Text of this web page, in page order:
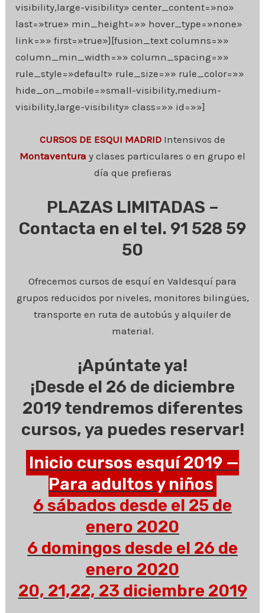
visibility,large-visibility» center_content=»no»
last=»true» min_height=»» hover_type=»none»
link=»» first=»true»][fusion_text columns=»»
column_min_width=»» column_spacing=»»
rule_style=»default» rule_size=»» rule_color=»»
hide_on_mobile=»small-visibility,medium-
visibility,large-visibility» class=»» id=»»]
CURSOS DE ESQUI MADRID Intensivos de
Montaventura y clases particulares o en grupo el
día que prefieras
PLAZAS LIMITADAS –
Contacta en el tel. 91 528 59
50
Ofrecemos cursos de esquí en Valdesquí para
grupos reducidos por niveles, monitores bilingües,
transporte en ruta de autobús y alquiler de
material.
¡Apúntate ya!
¡Desde el 26 de diciembre
2019 tendremos diferentes
cursos, ya puedes reservar!
Inicio cursos esquí 2019 —
Para adultos y niños
6 sábados desde el 25 de
enero 2020
6 domingos desde el 26 de
enero 2020
20, 21,22, 23 diciembre 2019